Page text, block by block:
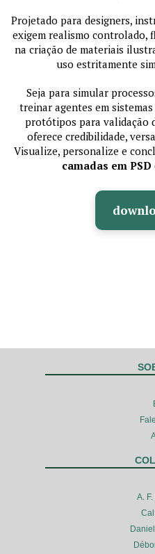
Projetado para designers,
exigem realismo controlado,
na criação de materiais
uso estritamente
Seja para simular
treinar agentes em
protótipos para validação
oferece credibilidade,
Visualize, personalize e
camadas em PSD
A.